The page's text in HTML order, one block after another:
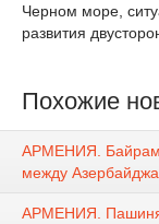
Черном море,
развития
Похожие
АРМЕНИЯ.
между
АРМЕНИЯ.